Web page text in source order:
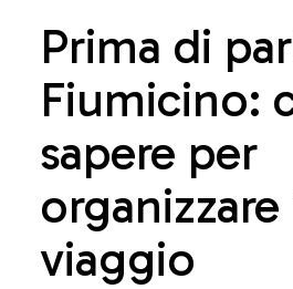
Prima di
Fiumicino:
sapere per
organizzare
viaggio